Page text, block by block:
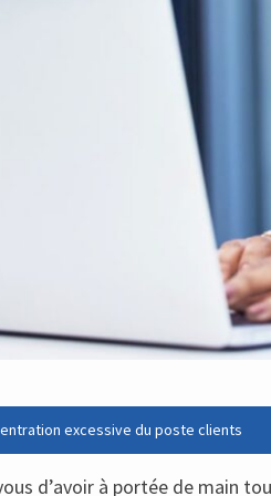
excessive du poste clients
d’avoir à portée de main